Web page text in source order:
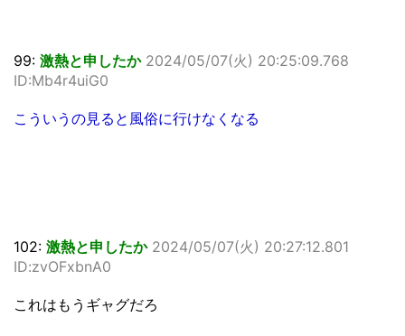
99: 激熱と申したか 2024/05/07(火) 20:25:09.768
ID:Mb4r4uiG0
こういうの見ると風俗に行けなくなる
102: 激熱と申したか 2024/05/07(火) 20:27:12.801
ID:zvOFxbnA0
これはもうギャグだろ